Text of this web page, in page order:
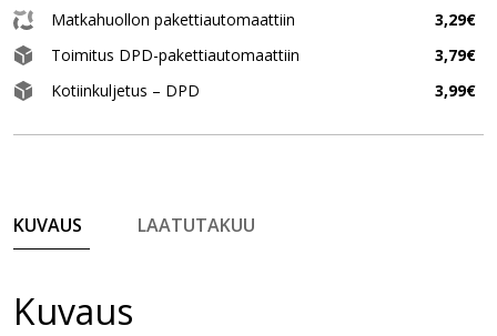
Matkahuollon pakettiautomaattiin
3,29€
Toimitus DPD-pakettiautomaattiin
3,79€
Kotiinkuljetus – DPD
3,99€
KUVAUS LAATUTAKUU
Kuvaus